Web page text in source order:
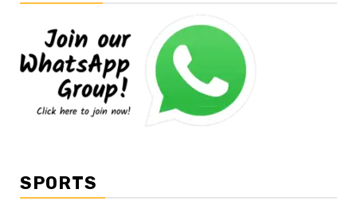
SPORTS